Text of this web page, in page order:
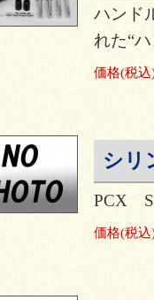
ハンド
れた“
価格(税込
シリ
PCX
価格(税込